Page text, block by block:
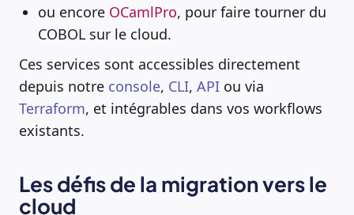
ou encore OCamlPro, pour faire tourner du
COBOL sur le cloud.
Ces services sont accessibles directement
depuis notre console, CLI, API ou via
Terraform, et intégrables dans vos workflows
existants.
Les défis de la migration vers le
cloud